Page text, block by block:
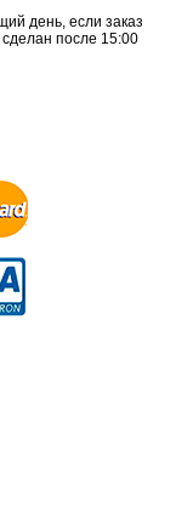
день, если заказ
после 15:00